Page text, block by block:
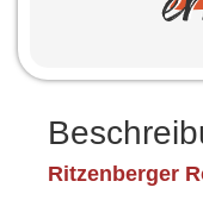
Ritzenberger